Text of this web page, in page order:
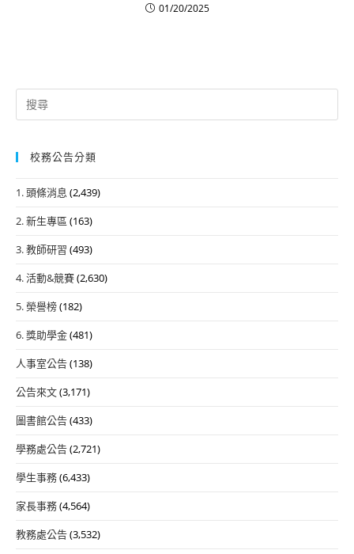
01/20/2025
Search
for:
校務公告分類
1. 頭條消息 (2,439)
2. 新生專區 (163)
3. 教師研習 (493)
4. 活動&競賽(2,630)
5. 榮譽榜(182)
6. 獎助學金(481)
人事室公告(138)
公告來文(3,171)
圖書館公告(433)
學務處公告(2,721)
學生事務(6,433)
家長事務(4,564)
教務處公告(3,532)